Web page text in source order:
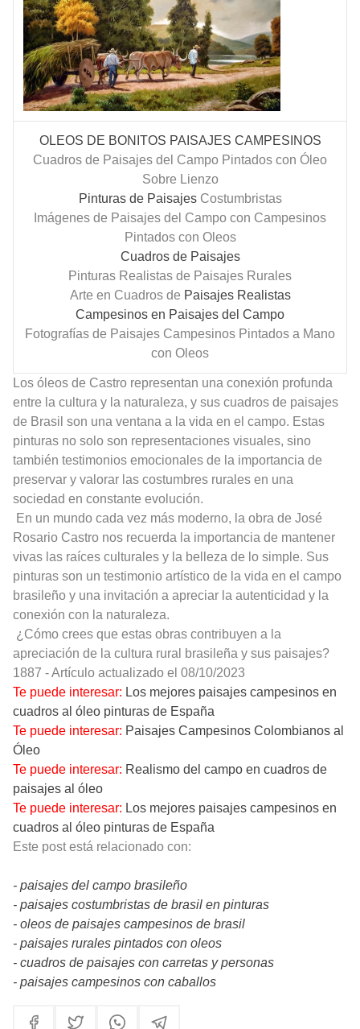
OLEOS DE BONITOS PAISAJES CAMPESINOS
Cuadros de Paisajes del Campo Pintados con Óleo
Sobre Lienzo
Pinturas de PaisajesCostumbristas
Imágenes de Paisajes del Campo con Campesinos
Pintados con Oleos
Cuadros de Paisajes
Pinturas Realistas de Paisajes Rurales
Arte en Cuadros de Paisajes Realistas
Campesinos en Paisajes del Campo
Fotografías de Paisajes Campesinos Pintados a Mano
con Oleos
Los óleos de Castro representan una conexión profunda
entre la cultura y la naturaleza, y sus cuadros de paisajes
de Brasil son una ventana a la vida en el campo. Estas
pinturas no solo son representaciones visuales, sino
también testimonios emocionales de la importancia de
preservar y valorar las costumbres rurales en una
sociedad en constante evolución.
En un mundo cada vez más moderno, la obra de José
Rosario Castro nos recuerda la importancia de mantener
vivas las raíces culturales y la belleza de lo simple. Sus
pinturas son un testimonio artístico de la vida en el campo
brasileño y una invitación a apreciar la autenticidad y la
conexión con la naturaleza.
¿Cómo crees que estas obras contribuyen a la
apreciación de la cultura rural brasileña y sus paisajes?
1887 - Artículo actualizado el 08/10/2023
Te puede interesar: Los mejores paisajes campesinos en
cuadros al óleo pinturas de España
Te puede interesar: Paisajes Campesinos Colombianos al
Óleo
Te puede interesar: Realismo del campo en cuadros de
paisajes al óleo
Te puede interesar: Los mejores paisajes campesinos en
cuadros al óleo pinturas de España
Este post está relacionado con:
- paisajes del campo brasileño
- paisajes costumbristas de brasil en pinturas
- oleos de paisajes campesinos de brasil
- paisajes rurales pintados con oleos
- cuadros de paisajes con carretas y personas
- paisajes campesinos con caballos